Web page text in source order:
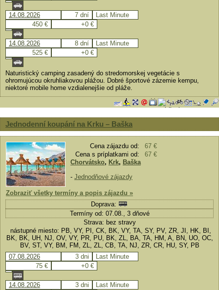
14.08.2026 7 dní
Last Minute
450 €
+0 €
14.08.2026 8 dní
Last Minute
525 €
+0 €
Naturistický camping zasadený do stredomorskej vegetácie s
ohromujúcou okruhliakovou plážou. Dobré športové zázemie kempu,
niektoré mobile home vzdialenejšie od pláže.
Jednodenní koupání na Krku – Baška
Cena zájazdu od:
67 €
Cena s príplatkami od:
67 €
Chorvátsko, Krk, Baška
- Jednodňové zájazdy
Zobraziť všetky termíny a popis zájazdu »
Doprava:
Termíny od: 07.08., 3 dňové
Strava: bez stravy
nástupné miesto: PB, VY, PI, CK, BK, VY, TA, SY, PV, ZR, JI, HK, BI,
BK, BK, UH, NJ, OV, VY, PR, PU, BK, ZL, BA, TA, HM, A, BN, UO, OC,
BV, ST, VY, BM, FM, ZL, ZL, CB, TA, NJ, ZR, CR, HU, SY, PB
07.08.2026
3 dni
Last Minute
75 €
+0 €
14.08.2026 3 dni
Last Minute